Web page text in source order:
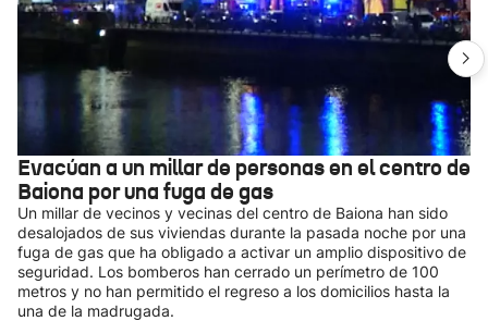
Evacúan a un millar de personas en el centro de
Baiona por una fuga de gas
Un millar de vecinos y vecinas del centro de Baiona han sido
desalojados de sus viviendas durante la pasada noche por una
fuga de gas que ha obligado a activar un amplio dispositivo de
seguridad. Los bomberos han cerrado un perímetro de 100
metros y no han permitido el regreso a los domicilios hasta la
una de la madrugada.